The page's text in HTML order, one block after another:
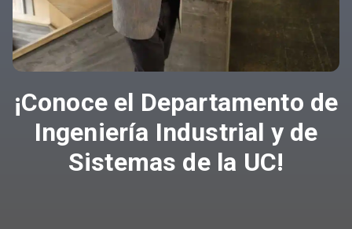
¡Conoce el Departamento de
Ingeniería Industrial y de
Sistemas de la UC!